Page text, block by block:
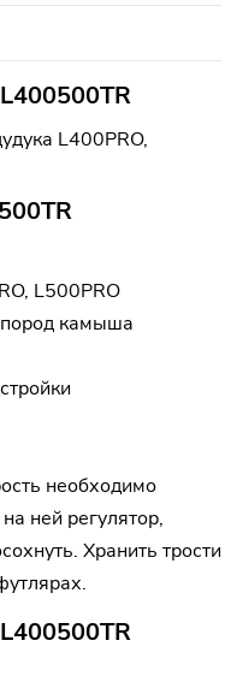
L400PRO,
L500PRO
камыша
необходимо
ней регулятор,
Хранить трости